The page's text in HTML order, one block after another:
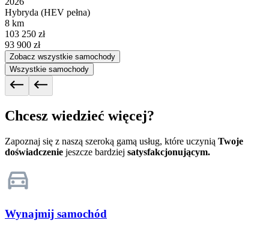
Hybryda (HEV pełna)
8 km
103 250 zł
93 900 zł
Zobacz wszystkie samochody
Wszystkie samochody
Chcesz wiedzieć więcej?
Zapoznaj się z naszą szeroką gamą usług, które uczynią Twoje
doświadczenie jeszcze bardziej satysfakcjonującym.
Wynajmij samochód